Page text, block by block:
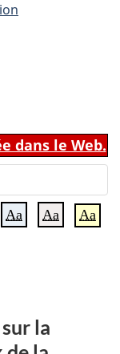
dans le Web.
Aa Aa Aa
la